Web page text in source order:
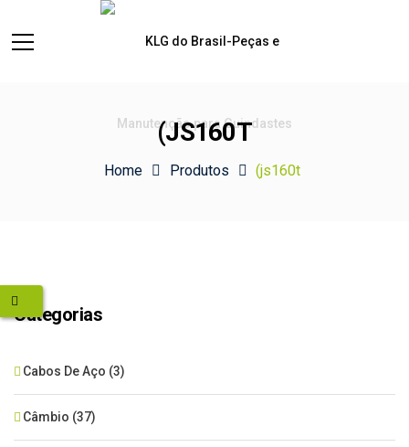
(JS160T
Home Produtos (js160t
Categorias
Cabos De Aço (3)
Câmbio (37)